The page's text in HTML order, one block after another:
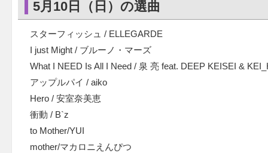
5月10日（日）の選曲
スターフィッシュ / ELLEGARDE
I just Might / ブルーノ・マーズ
What I NEED Is All I Need / 泉 亮 feat. DEEP KEISEI &
アップルパイ / aiko
Hero / 安室奈美恵
衝動 / B`z
to Mother/YUI
mother/マカロニえんぴつ